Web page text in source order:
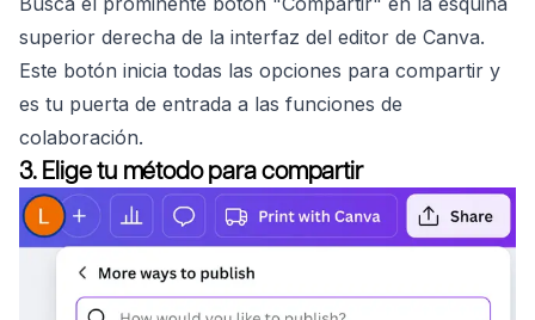
superior derecha de la interfaz del editor de Canva.
Este botón inicia todas las opciones para compartir y
es tu puerta de entrada a las funciones de
colaboración.
3. Elige tu método para compartir